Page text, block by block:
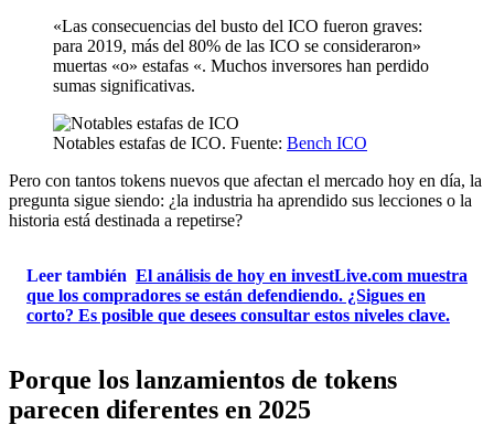
«Las consecuencias del busto del ICO fueron graves:
para 2019, más del 80% de las ICO se consideraron»
muertas «o» estafas «. Muchos inversores han perdido
sumas significativas.
Notables estafas de ICO. Fuente: Bench ICO
Pero con tantos tokens nuevos que afectan el mercado hoy en día, la
pregunta sigue siendo: ¿la industria ha aprendido sus lecciones o la
historia está destinada a repetirse?
Leer también El análisis de hoy en investLive.com muestra
que los compradores se están defendiendo. ¿Sigues en
corto? Es posible que desees consultar estos niveles clave.
Porque los lanzamientos de tokens
parecen diferentes en 2025